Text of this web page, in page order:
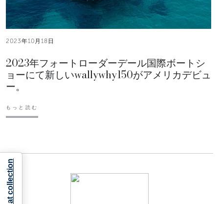
2023年10月18日
2023年フォートローダーデール国際ボートシ
ョーにて新しいwallywhy150がアメリカデビュ
ー。
もっと読む